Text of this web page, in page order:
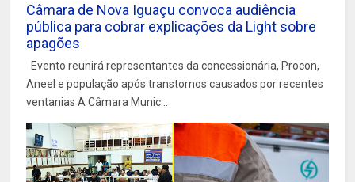
Câmara de Nova Iguaçu convoca audiência
pública para cobrar explicações da Light sobre
apagões
Evento reunirá representantes da concessionária, Procon,
Aneel e população após transtornos causados por recentes
ventanias A Câmara Munic...